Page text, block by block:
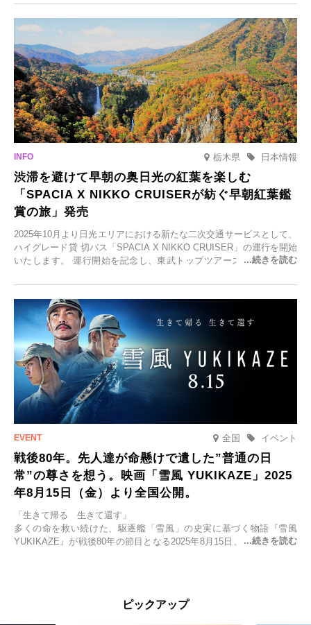
元食材にこだわったレストランなど、多彩な魅力が満載です。黒川温
泉の新たな楽しみとしてチェックしてみてください。
栃木県 日本情報
渋滞を避けて早朝の奥日光の紅葉を楽しむ
「SPACIA X NIKKO CRUISERが紡ぐ早朝紅葉鑑
賞の旅」発売
2025年10月より日光エリアにおける新たな二次交通サービスとして、
ハイグレード貸 切バス「SPACIA X NIKKO CRUISER」の運行を開始
いたします。 運行開始を記念し、東武トップツアーズ株式会社では
2025年9月12日(金)より発売いたします。
全国 イベント
戦後80年。先人達が命懸けで遺した”普通の日
常”の尊さを想う。映画「雪風 YUKIKAZE」2025
年8月15日（金）より全国公開。
「生きて帰る 生きて還す」
多くの命を救い続けた、駆逐艦「雪風」の史実に基づく物語『雪風
YUKIKAZE』が戦後80年の節目となる2025年8月15日、全国公開され
くの仲間の命を救い帰還させ、戦後まで生き抜き「幸運艦」と呼ばれ
ピックアップ